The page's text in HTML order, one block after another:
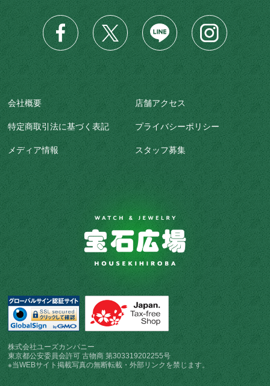
会社概要 店舗アクセス
特定商取引法に基づく表記 プライバシーポリシー
メディア情報 スタッフ募集
株式会社ユーズカンパニー
東京都公安委員会許可 古物商 第303319202255号
※当WEBサイト掲載写真の無断転載・外部リンクを禁じます。